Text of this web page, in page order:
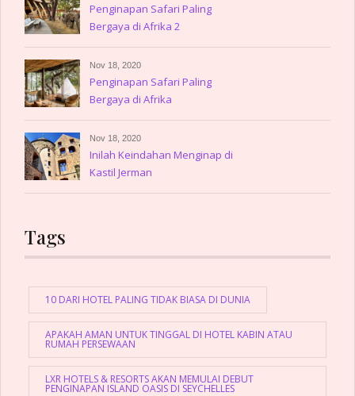
Penginapan Safari Paling
Bergaya di Afrika 2
Nov 18, 2020
Penginapan Safari Paling
Bergaya di Afrika
Nov 18, 2020
Inilah Keindahan Menginap di
Kastil Jerman
Tags
10 DARI HOTEL PALING TIDAK BIASA DI DUNIA
APAKAH AMAN UNTUK TINGGAL DI HOTEL KABIN ATAU
RUMAH PERSEWAAN
LXR HOTELS & RESORTS AKAN MEMULAI DEBUT
PENGINAPAN ISLAND OASIS DI SEYCHELLES